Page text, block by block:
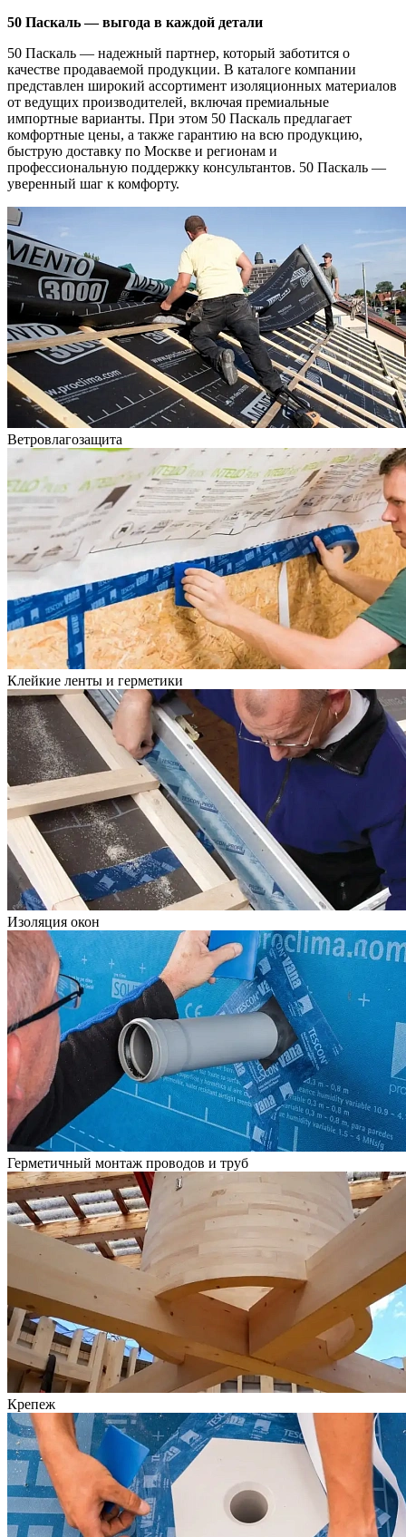
50 Паскаль — выгода в каждой детали
50 Паскаль — надежный партнер, который заботится о
качестве продаваемой продукции. В каталоге компании
представлен широкий ассортимент изоляционных материалов
от ведущих производителей, включая премиальные
импортные варианты. При этом 50 Паскаль предлагает
комфортные цены, а также гарантию на всю продукцию,
быструю доставку по Москве и регионам и
профессиональную поддержку консультантов. 50 Паскаль —
уверенный шаг к комфорту.
Ветровлагозащита
Клейкие ленты и герметики
Изоляция окон
Герметичный монтаж проводов и труб
Крепеж